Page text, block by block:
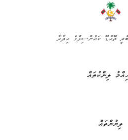
ތޮއްޑޫ ކައުންސިލްގެ އިދާރާ
ލިންކުތައް
ލިޔުންތައް